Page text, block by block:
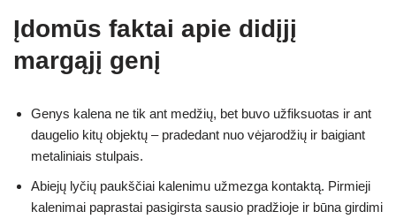
Įdomūs faktai apie didįjį
margąjį genį
Genys kalena ne tik ant medžių, bet buvo užfiksuotas ir ant
daugelio kitų objektų – pradedant nuo vėjarodžių ir baigiant
metaliniais stulpais.
Abiejų lyčių paukščiai kalenimu užmezga kontaktą. Pirmieji
kalenimai paprastai pasigirsta sausio pradžioje ir būna girdimi